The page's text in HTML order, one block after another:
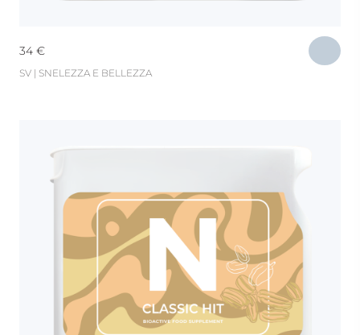
34 €
SV | SNELEZZA E BELLEZZA